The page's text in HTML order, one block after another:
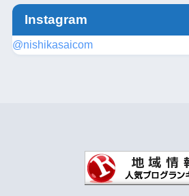
Instagram
@nishikasaicom